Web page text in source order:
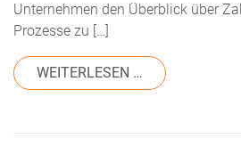
Unternehmen den Überblick über
Prozesse zu […]
WEITERLESEN … FROM